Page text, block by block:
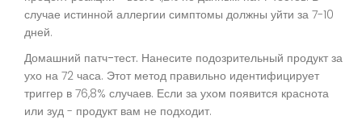
случае истинной аллергии симптомы должны уйти за 7-10
дней.
Домашний патч-тест. Нанесите подозрительный продукт за
ухо на 72 часа. Этот метод правильно идентифицирует
триггер в 76,8% случаев. Если за ухом появится краснота
или зуд - продукт вам не подходит.